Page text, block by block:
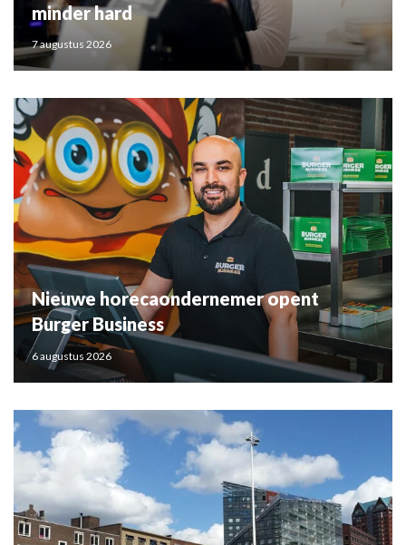
minder hard
7 augustus 2026
Nieuwe horecaondernemer opent
Burger Business
6 augustus 2026